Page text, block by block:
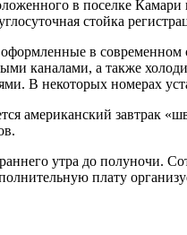
в поселке
стойка
в современном
каналами, а также
В некоторых номерах
американский завтрак
утра до полуночи.
плату